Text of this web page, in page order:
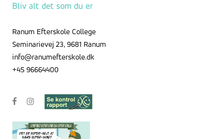
Bliv alt det som du er
Ranum Efterskole College
Seminarievej 23, 9681 Ranum
info@ranumefterskole.dk
+45 96664400